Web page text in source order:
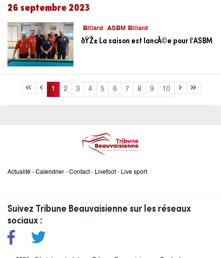
26 septembre 2023
Billard ASBM Billard
ðŸŽ± La saison est lancÃ©e pour l'ASBM
1 2 3 4 5 6 7 8 9 10
Actualité - Calendrier - Contact - Livefoot - Live sport
Suivez Tribune Beauvaisienne sur les réseaux
sociaux :